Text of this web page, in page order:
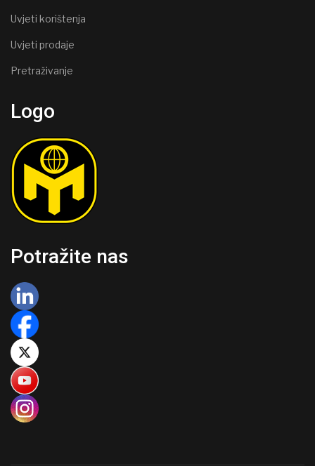
Uvjeti korištenja
Uvjeti prodaje
Pretraživanje
Logo
Potražite nas